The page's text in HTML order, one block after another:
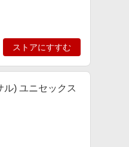
ストアにすすむ
) ユニセックス